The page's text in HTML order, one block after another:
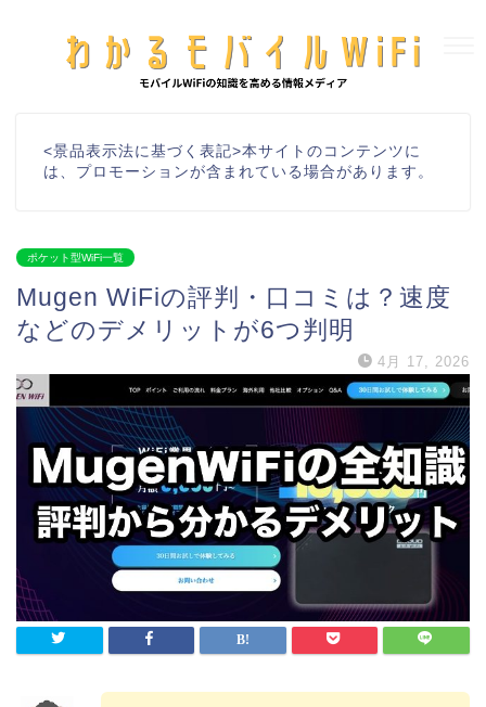
<景品表示法に基づく表記>本サイトのコンテンツに
は、プロモーションが含まれている場合があります。
ポケット型WiFi一覧
Mugen WiFiの評判・口コミは？速度
などのデメリットが6つ判明
4月 17, 2026